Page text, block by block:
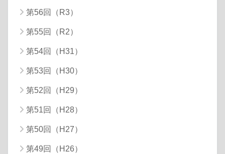
第56回（R3）
第55回（R2）
第54回（H31）
第53回（H30）
第52回（H29）
第51回（H28）
第50回（H27）
第49回（H26）